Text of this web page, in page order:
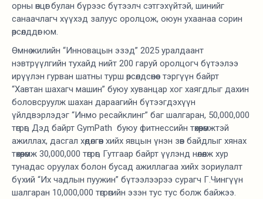
орны өнцөг булан бүрээс бүтээлч сэтгэхүйтэй, шинийг
санаачлагч хүүхэд залуус оролцож, оюун ухаанаа сорин
өрсөлддөг юм.
Өмнө жилийн “Инновацын эзэд” 2025 уралдаант
нэвтрүүлгийн тухайд нийт 200 гаруй оролцогч бүтээлээ
ирүүлэн гурван шатны турш өрсөлдсөнөөс тэргүүн байрт
“Хавтан шахагч машин” буюу хуванцар хог хаягдлыг дахин
боловсруулж шахан дараагийн бүтээгдэхүүн
үйлдвэрлэдэг “Инмо ресайклинг” баг шалгаран, 50,000,000
төгрөг, Дэд байрт GymPath буюу фитнессийн төхөөрөмжтэй
ажиллах, дасгал хөдөлгөөн хийх явцын үнэн зөв байдлыг хянах
төхөөрөмж 30,000,000 төгрөг, Гутгаар байрт үүлэнд нөлөөлж хур
тунадас оруулах болон бусад ажиллагаа хийх зориулалт
бүхий “Их чадлын пуужин” бүтээлээрээ сурагч Г.Чингүүн
шалгаран 10,000,000 төгрөгийн эзэн тус тус болж байжээ.